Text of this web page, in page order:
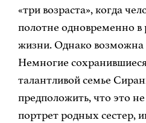
«три возраста», когда
полотне одновременно
жизни. Однако возможна
Немногие
талантливой семье
предположить, что это
портрет родных сестер,